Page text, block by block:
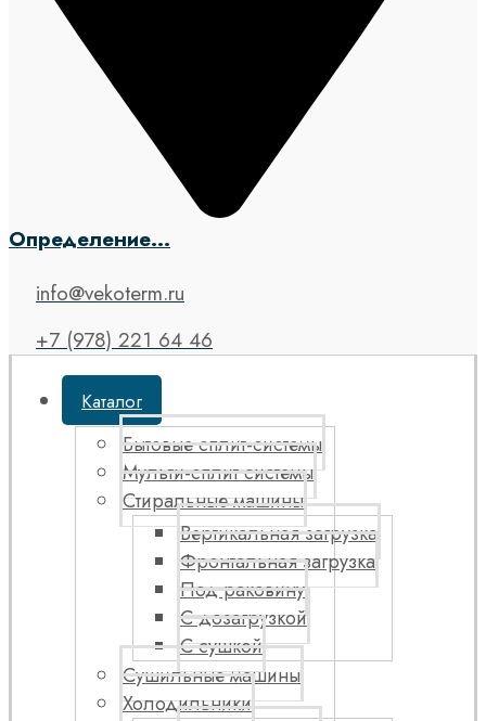
Определение...
info@vekoterm.ru
+7 (978) 221 64 46
Каталог
Бытовые сплит-системы
Мульти-сплит системы
Стиральные машины
Вертикальная загрузка
Фронтальная загрузка
Под раковину
С дозагрузкой
С сушкой
Сушильные машины
Холодильники